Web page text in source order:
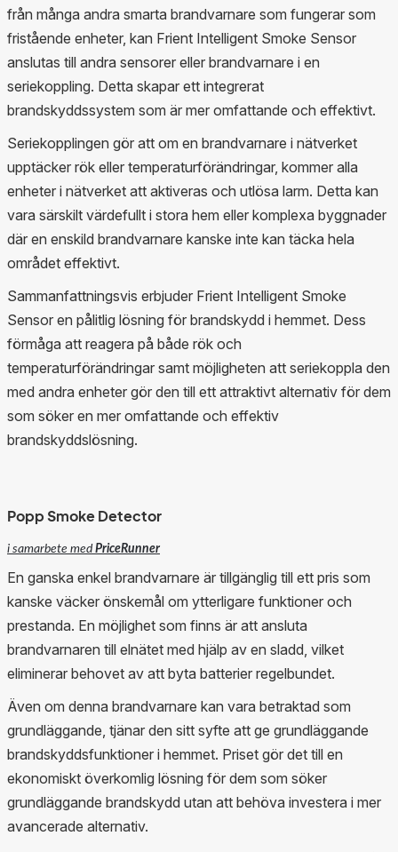
från många andra smarta brandvarnare som fungerar som
fristående enheter, kan Frient Intelligent Smoke Sensor
anslutas till andra sensorer eller brandvarnare i en
seriekoppling. Detta skapar ett integrerat
brandskyddssystem som är mer omfattande och effektivt.
Seriekopplingen gör att om en brandvarnare i nätverket
upptäcker rök eller temperaturförändringar, kommer alla
enheter i nätverket att aktiveras och utlösa larm. Detta kan
vara särskilt värdefullt i stora hem eller komplexa byggnader
där en enskild brandvarnare kanske inte kan täcka hela
området effektivt.
Sammanfattningsvis erbjuder Frient Intelligent Smoke
Sensor en pålitlig lösning för brandskydd i hemmet. Dess
förmåga att reagera på både rök och
temperaturförändringar samt möjligheten att seriekoppla den
med andra enheter gör den till ett attraktivt alternativ för dem
som söker en mer omfattande och effektiv
brandskyddslösning.
Popp Smoke Detector
i samarbete medPriceRunner
En ganska enkel brandvarnare är tillgänglig till ett pris som
kanske väcker önskemål om ytterligare funktioner och
prestanda. En möjlighet som finns är att ansluta
brandvarnaren till elnätet med hjälp av en sladd, vilket
eliminerar behovet av att byta batterier regelbundet.
Även om denna brandvarnare kan vara betraktad som
grundläggande, tjänar den sitt syfte att ge grundläggande
brandskyddsfunktioner i hemmet. Priset gör det till en
ekonomiskt överkomlig lösning för dem som söker
grundläggande brandskydd utan att behöva investera i mer
avancerade alternativ.